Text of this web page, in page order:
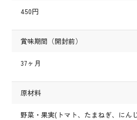
450円
賞味期間（開封前）
37ヶ月
原材料
野菜・果実(トマト、たまねぎ、にん